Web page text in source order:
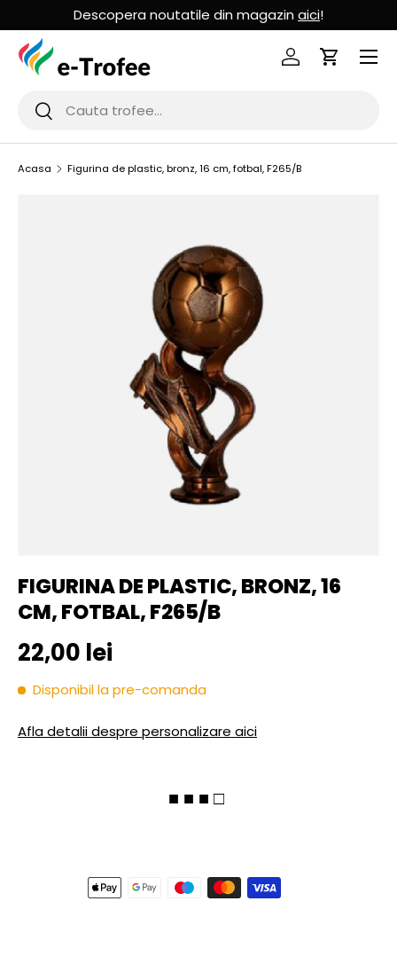
MERGI LA CONTINUT
Descopera noutatile din magazin aici!
Cauta
Cauta
Logheaza-te
Cos de
Acasa Figurina de plastic, bronz, 16 cm, fotbal, F265/B
FIGURINA DE PLASTIC, BRONZ, 16
CM, FOTBAL, F265/B
Pret initial
22,00 lei
Disponibil la pre-comanda
Afla detalii despre personalizare aici
■ ■ ■ □